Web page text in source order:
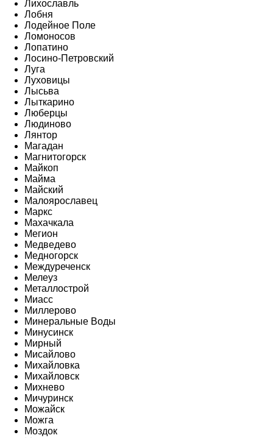
Лихославль
Лобня
Лодейное Поле
Ломоносов
Лопатино
Лосино-Петровский
Луга
Луховицы
Лысьва
Лыткарино
Люберцы
Людиново
Лянтор
Магадан
Магнитогорск
Майкоп
Майма
Майский
Малоярославец
Маркс
Махачкала
Мегион
Медведево
Медногорск
Междуреченск
Мелеуз
Металлострой
Миасс
Миллерово
Минеральные Воды
Минусинск
Мирный
Мисайлово
Михайловка
Михайловск
Михнево
Мичуринск
Можайск
Можга
Моздок